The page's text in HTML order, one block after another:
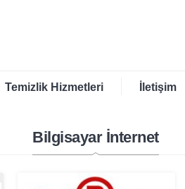
Temizlik Hizmetleri İletişim
Bilgisayar İnternet